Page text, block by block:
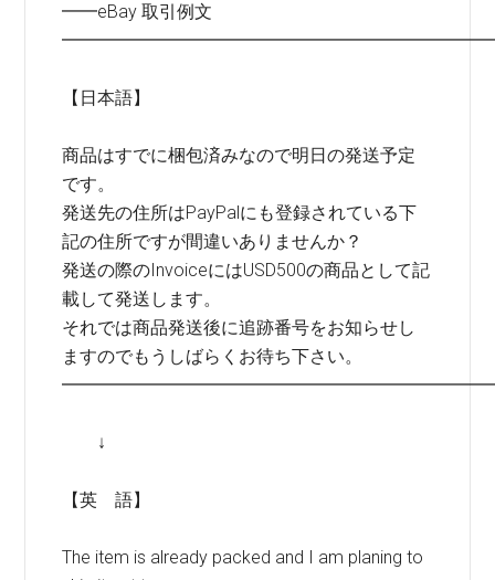
━━eBay 取引例文
【日本語】
商品はすでに梱包済みなので明日の発送予定
です。
発送先の住所はPayPalにも登録されている下
記の住所ですが間違いありませんか？
発送の際のInvoiceにはUSD500の商品として記
載して発送します。
それでは商品発送後に追跡番号をお知らせし
ますのでもうしばらくお待ち下さい。
↓
【英 語】
The item is already packed and I am planing to